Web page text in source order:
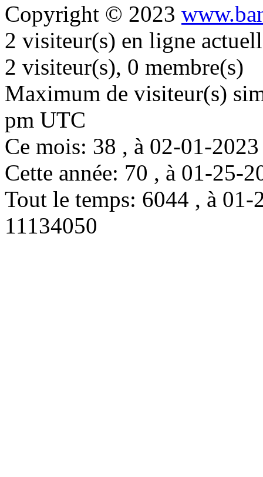
Copyright © 2023
2 visiteur(s) en ligne
2 visiteur(s), 0 membre(s)
Maximum de visiteur(s)
pm UTC
Ce mois: 38 , à 02-01-
Cette année: 70 , à 01-25-
Tout le temps: 6044 , à
11134050